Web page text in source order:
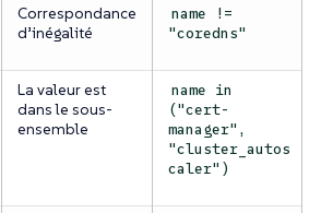
Correspondance
d’inégalité
name !=
"coredns"
La valeur est
dans le sous-
ensemble
name in
("cert-
manager",
"cluster_autos
caler")